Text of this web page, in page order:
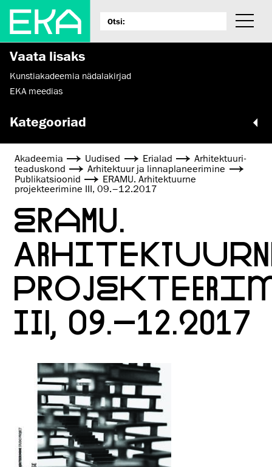
Vaata lisaks
Kunstiakadeemia nädalakirjad
EKA meedias
Kategooriad
Akadeemia Uudised Erialad
Arhitektuuri­
teaduskond
Arhitektuur ja linnaplaneerimine
Publikatsioonid
ERAMU. Arhitektuurne
projekteerimine III, 09.–12.2017
ERAMU.
III, 09.–12.2017